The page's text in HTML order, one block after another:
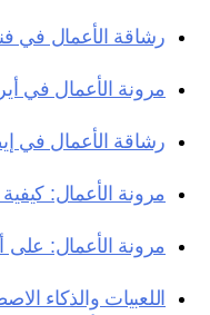
رشاقة الأعمال في
مرونة الأعمال في
رشاقة الأعمال في
مرونة الأعمال:
مرونة الأعمال: على
اللعبيات والذكاء